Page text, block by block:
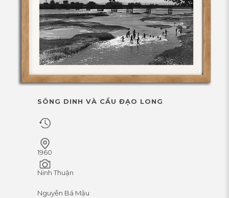
SÔNG DINH VÀ CẦU ĐẠO LONG
1960
Ninh Thuận
Nguyễn Bá Mậu